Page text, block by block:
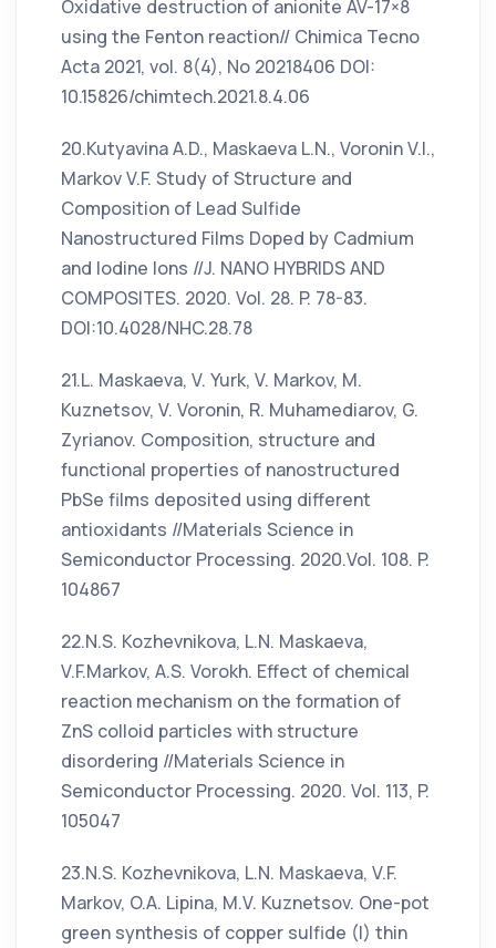
Oxidative destruction of anionite AV-17×8
using the Fenton reaction// Chimica Tecno
Acta 2021, vol. 8(4), No 20218406 DOI:
10.15826/chimtech.2021.8.4.06
20.Kutyavina A.D., Maskaeva L.N., Voronin V.I.,
Markov V.F. Study of Structure and
Composition of Lead Sulfide
Nanostructured Films Doped by Cadmium
and Iodine Ions //J. NANO HYBRIDS AND
COMPOSITES. 2020. Vol. 28. P. 78-83.
DOI:10.4028/NHC.28.78
21.L. Maskaeva, V. Yurk, V. Markov, M.
Kuznetsov, V. Voronin, R. Muhamediarov, G.
Zyrianov. Composition, structure and
functional properties of nanostructured
PbSe films deposited using different
antioxidants //Materials Science in
Semiconductor Processing. 2020.Vol. 108. P.
104867
22.N.S. Kozhevnikova, L.N. Maskaeva,
V.F.Markov, A.S. Vorokh. Effect of chemical
reaction mechanism on the formation of
ZnS colloid particles with structure
disordering //Materials Science in
Semiconductor Processing. 2020. Vol. 113, P.
105047
23.N.S. Kozhevnikova, L.N. Maskaeva, V.F.
Markov, O.А. Lipina, M.V. Kuznetsov. One-pot
green synthesis of copper sulfide (I) thin